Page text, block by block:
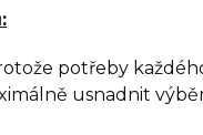
potřeby
usnadnit